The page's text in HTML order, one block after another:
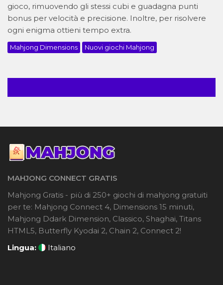
gioco, rimuovendo gli stessi cubi e guadagna punti
bonus per velocità e precisione. Inoltre, per risolvere
ogni enigma ottieni tempo extra.
Mahjong Dimensions Nuovi giochi Mahjong
MAHJONG CONNECT GRATIS
Mahjong Gratis - più di 250+ giochi di mahjong gratuiti
per te: Mahjong Connect 4, Dimensions 15 minuti,
Mahjong Ddark Dimension, Classico, Shaghai, Titans
HTML5, Butterfly Kyodai 2, Chain 2, Connect 2!
Lingua:
Italiano